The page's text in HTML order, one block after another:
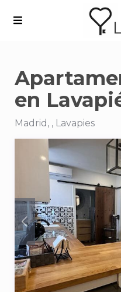
en
Madrid, , Lavapies